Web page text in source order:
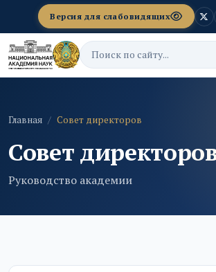
Версия для слабовидящих
Главная Совет директоров
Совет
Руководство академии